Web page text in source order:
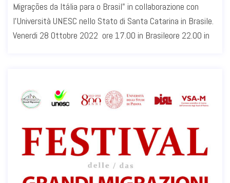
Migrações da Itália para o Brasil" in collaborazione con
l'Università UNESC nello Stato di Santa Catarina in Brasile.
Venerdi 28 Ottobre 2022 ore 17.00 in Brasileore 22.00 in